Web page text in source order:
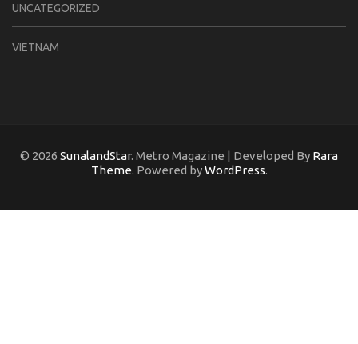
UNCATEGORIZED
VIETNAM
© 2026 SunalandStar. Metro Magazine | Developed By Rara
Theme. Powered byWordPress.